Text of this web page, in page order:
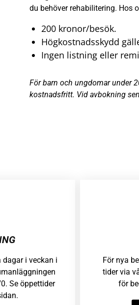
du behöver rehabilitering. Hos
200 kronor/besök.
Högkostnadsskydd
Ingen listning eller
För barn och ungdomar under
kostnadsfritt. Vid avbokning
i veckan i
Se öppettider
För nya
tider via
för